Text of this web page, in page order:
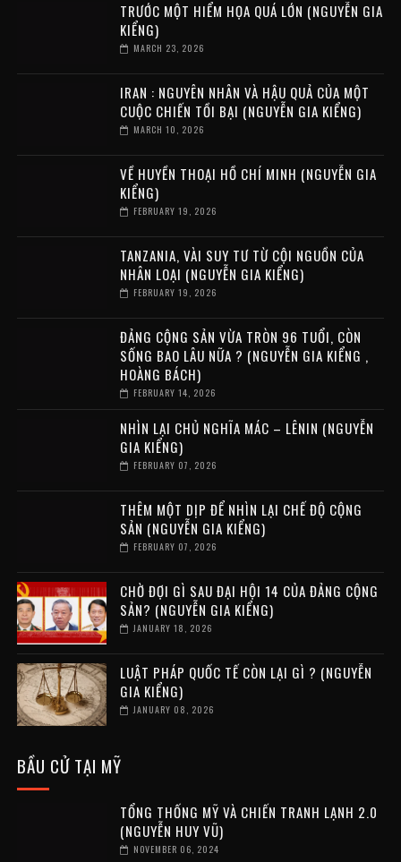
TRƯỚC MỘT HIỂM HỌA QUÁ LỚN (NGUYỄN GIA
KIỂNG)
MARCH 23, 2026
IRAN : NGUYÊN NHÂN VÀ HẬU QUẢ CỦA MỘT
CUỘC CHIẾN TỒI BẠI (NGUYỄN GIA KIỂNG)
MARCH 10, 2026
VỀ HUYỀN THOẠI HỒ CHÍ MINH (NGUYỄN GIA
KIỂNG)
FEBRUARY 19, 2026
TANZANIA, VÀI SUY TƯ TỪ CỘI NGUỒN CỦA
NHÂN LOẠI (NGUYỄN GIA KIỂNG)
FEBRUARY 19, 2026
ĐẢNG CỘNG SẢN VỪA TRÒN 96 TUỔI, CÒN
SỐNG BAO LÂU NỮA ? (NGUYỄN GIA KIỂNG ,
HOÀNG BÁCH)
FEBRUARY 14, 2026
NHÌN LẠI CHỦ NGHĨA MÁC – LÊNIN (NGUYỄN
GIA KIỂNG)
FEBRUARY 07, 2026
THÊM MỘT DỊP ĐỂ NHÌN LẠI CHẾ ĐỘ CỘNG
SẢN (NGUYỄN GIA KIỂNG)
FEBRUARY 07, 2026
CHỜ ĐỢI GÌ SAU ĐẠI HỘI 14 CỦA ĐẢNG CỘNG
SẢN? (NGUYỄN GIA KIỂNG)
JANUARY 18, 2026
LUẬT PHÁP QUỐC TẾ CÒN LẠI GÌ ? (NGUYỄN
GIA KIỂNG)
JANUARY 08, 2026
BẦU CỬ TẠI MỸ
TỔNG THỐNG MỸ VÀ CHIẾN TRANH LẠNH 2.0
(NGUYỄN HUY VŨ)
NOVEMBER 06, 2024